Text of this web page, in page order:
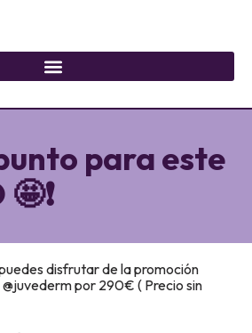
para este
disfrutar de la promoción
por 290€ ( Precio sin